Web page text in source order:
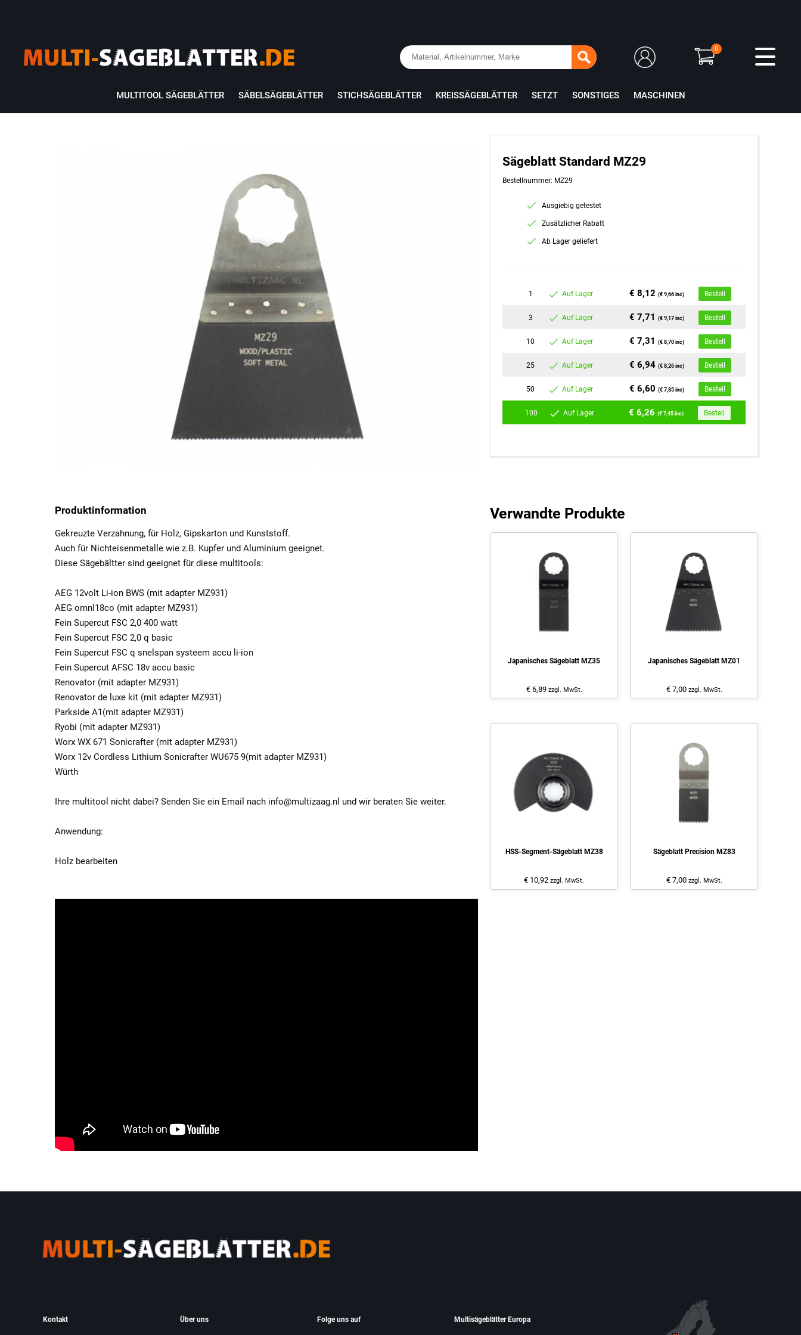
MULTITOOL SÄGEBLÄTTER SÄBELSÄGEBLÄTTER STICHSÄGEBLÄTTER KREISSÄGEBLÄTTER SETZT SONSTIGES MASCHINEN
0
Sägeblatt Standard MZ29
Bestellnummer: MZ29
Ausgiebig getestet
Zusätzlicher Rabatt
Ab Lager geliefert
1 Auf Lager € 8,12(€ 9,66 inc) Bestell
3 Auf Lager € 7,71(€ 9,17 inc) Bestell
10 Auf Lager € 7,31(€ 8,70 inc) Bestell
25 Auf Lager € 6,94(€ 8,26 inc) Bestell
50 Auf Lager € 6,60(€ 7,85 inc) Bestell
100 Auf Lager € 6,26(€ 7,45 inc) Bestell
Produktinformation
Gekreuzte Verzahnung, für Holz, Gipskarton und Kunststoff.
Auch für Nichteisenmetalle wie z.B. Kupfer und Aluminium geeignet.
Diese Sägebältter sind geeignet für diese multitools:
AEG 12volt Li-ion BWS (mit adapter MZ931)
AEG omnl18co (mit adapter MZ931)
Fein Supercut FSC 2,0 400 watt
Fein Supercut FSC 2,0 q basic
Fein Supercut FSC q snelspan systeem accu li-ion
Fein Supercut AFSC 18v accu basic
Renovator (mit adapter MZ931)
Renovator de luxe kit (mit adapter MZ931)
Parkside A1(mit adapter MZ931)
Ryobi (mit adapter MZ931)
Worx WX 671 Sonicrafter (mit adapter MZ931)
Worx 12v Cordless Lithium Sonicrafter WU675 9(mit adapter MZ931)
Würth
Ihre multitool nicht dabei? Senden Sie ein Email nach info@multizaag.nl und wir beraten Sie weiter.
Anwendung:
Holz bearbeiten
Verwandte Produkte
Japanisches Sägeblatt MZ35
€ 6,89 zzgl. MwSt.
Japanisches Sägeblatt MZ01
€ 7,00 zzgl. MwSt.
HSS-Segment-Sägeblatt MZ38
€ 10,92 zzgl. MwSt.
Sägeblatt Precision MZ83
€ 7,00 zzgl. MwSt.
Kontakt Über uns Folge uns auf Multisägeblätter Europa